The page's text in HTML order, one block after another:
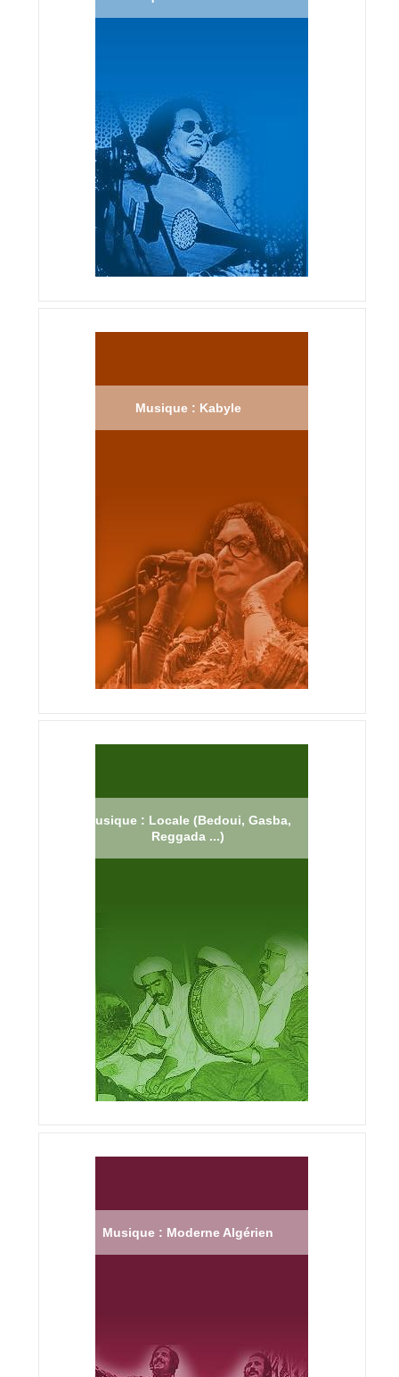
Musique : Kabyle
Musique : Locale (Bedoui, Gasba,
Reggada ...)
Musique : Moderne Algérien